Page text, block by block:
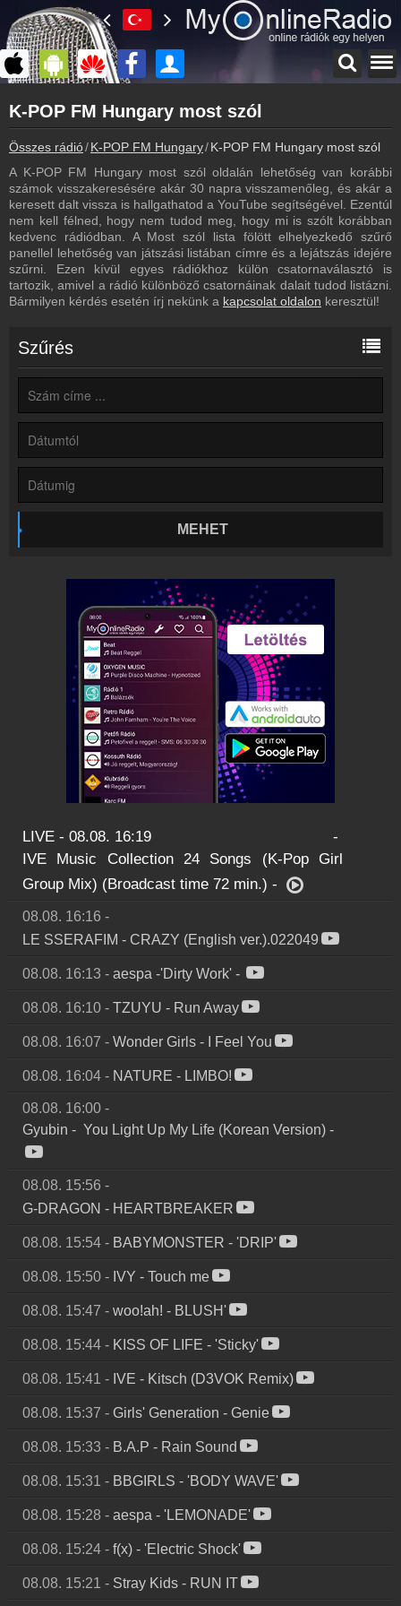
myonlineradio.hu
K-POP FM Hungary
Vissza a K-POP FM Hungary oldalára
Bejelentkezés
Hozz létre saját fiókot!
Archívum
K-POP FM Hungary korábbi adásai
Kapcsolat
Írj nekünk!
Rádiós partnerek
Rádió beágyazás
Ágyazd be weboldaladba
Online rádió készítés
Készítés lépésről lépésre
K-POP FM Hungary most szól
Összes rádió K-POP FM Hungary K-POP FM Hungary most szól
A K-POP FM Hungary most szól oldalán lehetőség van korábbi
számok visszakeresésére akár 30 napra visszamenőleg, és akár a
keresett dalt vissza is hallgathatod a YouTube segítségével. Ezentúl
nem kell félned, hogy nem tudod meg, hogy mi is szólt korábban
kedvenc rádiódban. A Most szól lista fölött elhelyezkedő szűrő
panellel lehetőség van játszási listában címre és a lejátszás idejére
szűrni. Ezen kívül egyes rádiókhoz külön csatornaválasztó is
tartozik, amivel a rádió különböző csatornáinak dalait tudod listázni.
Bármilyen kérdés esetén írj nekünk a kapcsolat oldalon keresztül!
Szűrés
MEHET
LIVE - 08.08. 16:19 -
IVE Music Collection 24 Songs (K-Pop Girl
Group Mix) (Broadcast time 72 min.) -
08.08. 16:16 -
LE SSERAFIM - CRAZY (English ver.).022049
08.08. 16:13 - aespa -'Dirty Work' -
08.08. 16:10 - TZUYU - Run Away
08.08. 16:07 - Wonder Girls - I Feel You
08.08. 16:04 - NATURE - LIMBO!
08.08. 16:00 -
Gyubin - You Light Up My Life (Korean Version) -
08.08. 15:56 -
G-DRAGON - HEARTBREAKER
08.08. 15:54 - BABYMONSTER - 'DRIP'
08.08. 15:50 - IVY - Touch me
08.08. 15:47 - woo!ah! - BLUSH'
08.08. 15:44 - KISS OF LIFE - 'Sticky'
08.08. 15:41 - IVE - Kitsch (D3VOK Remix)
08.08. 15:37 - Girls' Generation - Genie
08.08. 15:33 - B.A.P - Rain Sound
08.08. 15:31 - BBGIRLS - 'BODY WAVE'
08.08. 15:28 - aespa - 'LEMONADE'
08.08. 15:24 - f(x) - 'Electric Shock'
08.08. 15:21 - Stray Kids - RUN IT